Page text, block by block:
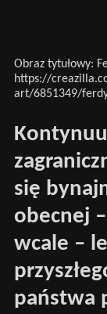
Obraz tytułowy:
https://
art/6851349/
się
obecnej
wcale –
państwa